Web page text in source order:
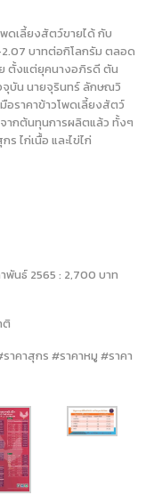
ดเลี้ยงสัตว์ขายได้ กับ
2.07 บาทต่อกิโลกรัม ตลอด
ย ตั้งแต่ยุคนางอภิรดี ตัน
บัน นายจุรินทร์ ลักษณวิ
อราคาข้าวโพดเลี้ยงสัตว์
ากต้นทุนการผลิตแล้ว ทั้งๆ
ไก่เนื้อ และไข่ไก่
พันธ์ 2565 : 2,700 บาท
ติ
าคาสุกร #ราคาหมู #ราคา